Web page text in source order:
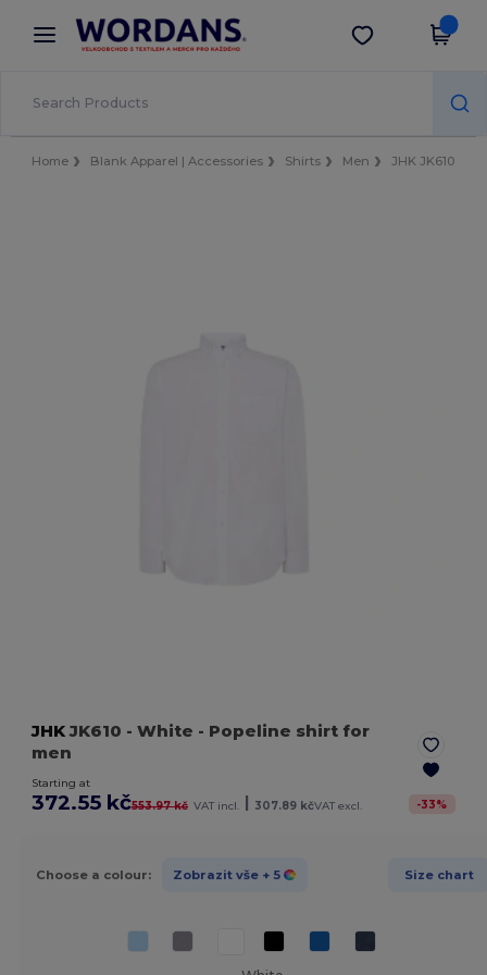
× Aplikace Wordans
Lepší ceny v aplikaci!
Stáhnout app
Home Blank Apparel | Accessories Shirts Men JHK JK610
JHKJK610 - White - Popeline shirt for
men
Starting at
372.55 kč553.97 kč VAT incl. | 307.89 kčVAT excl. -33%
Choose a colour: Zobrazit vše + 5 Size chart